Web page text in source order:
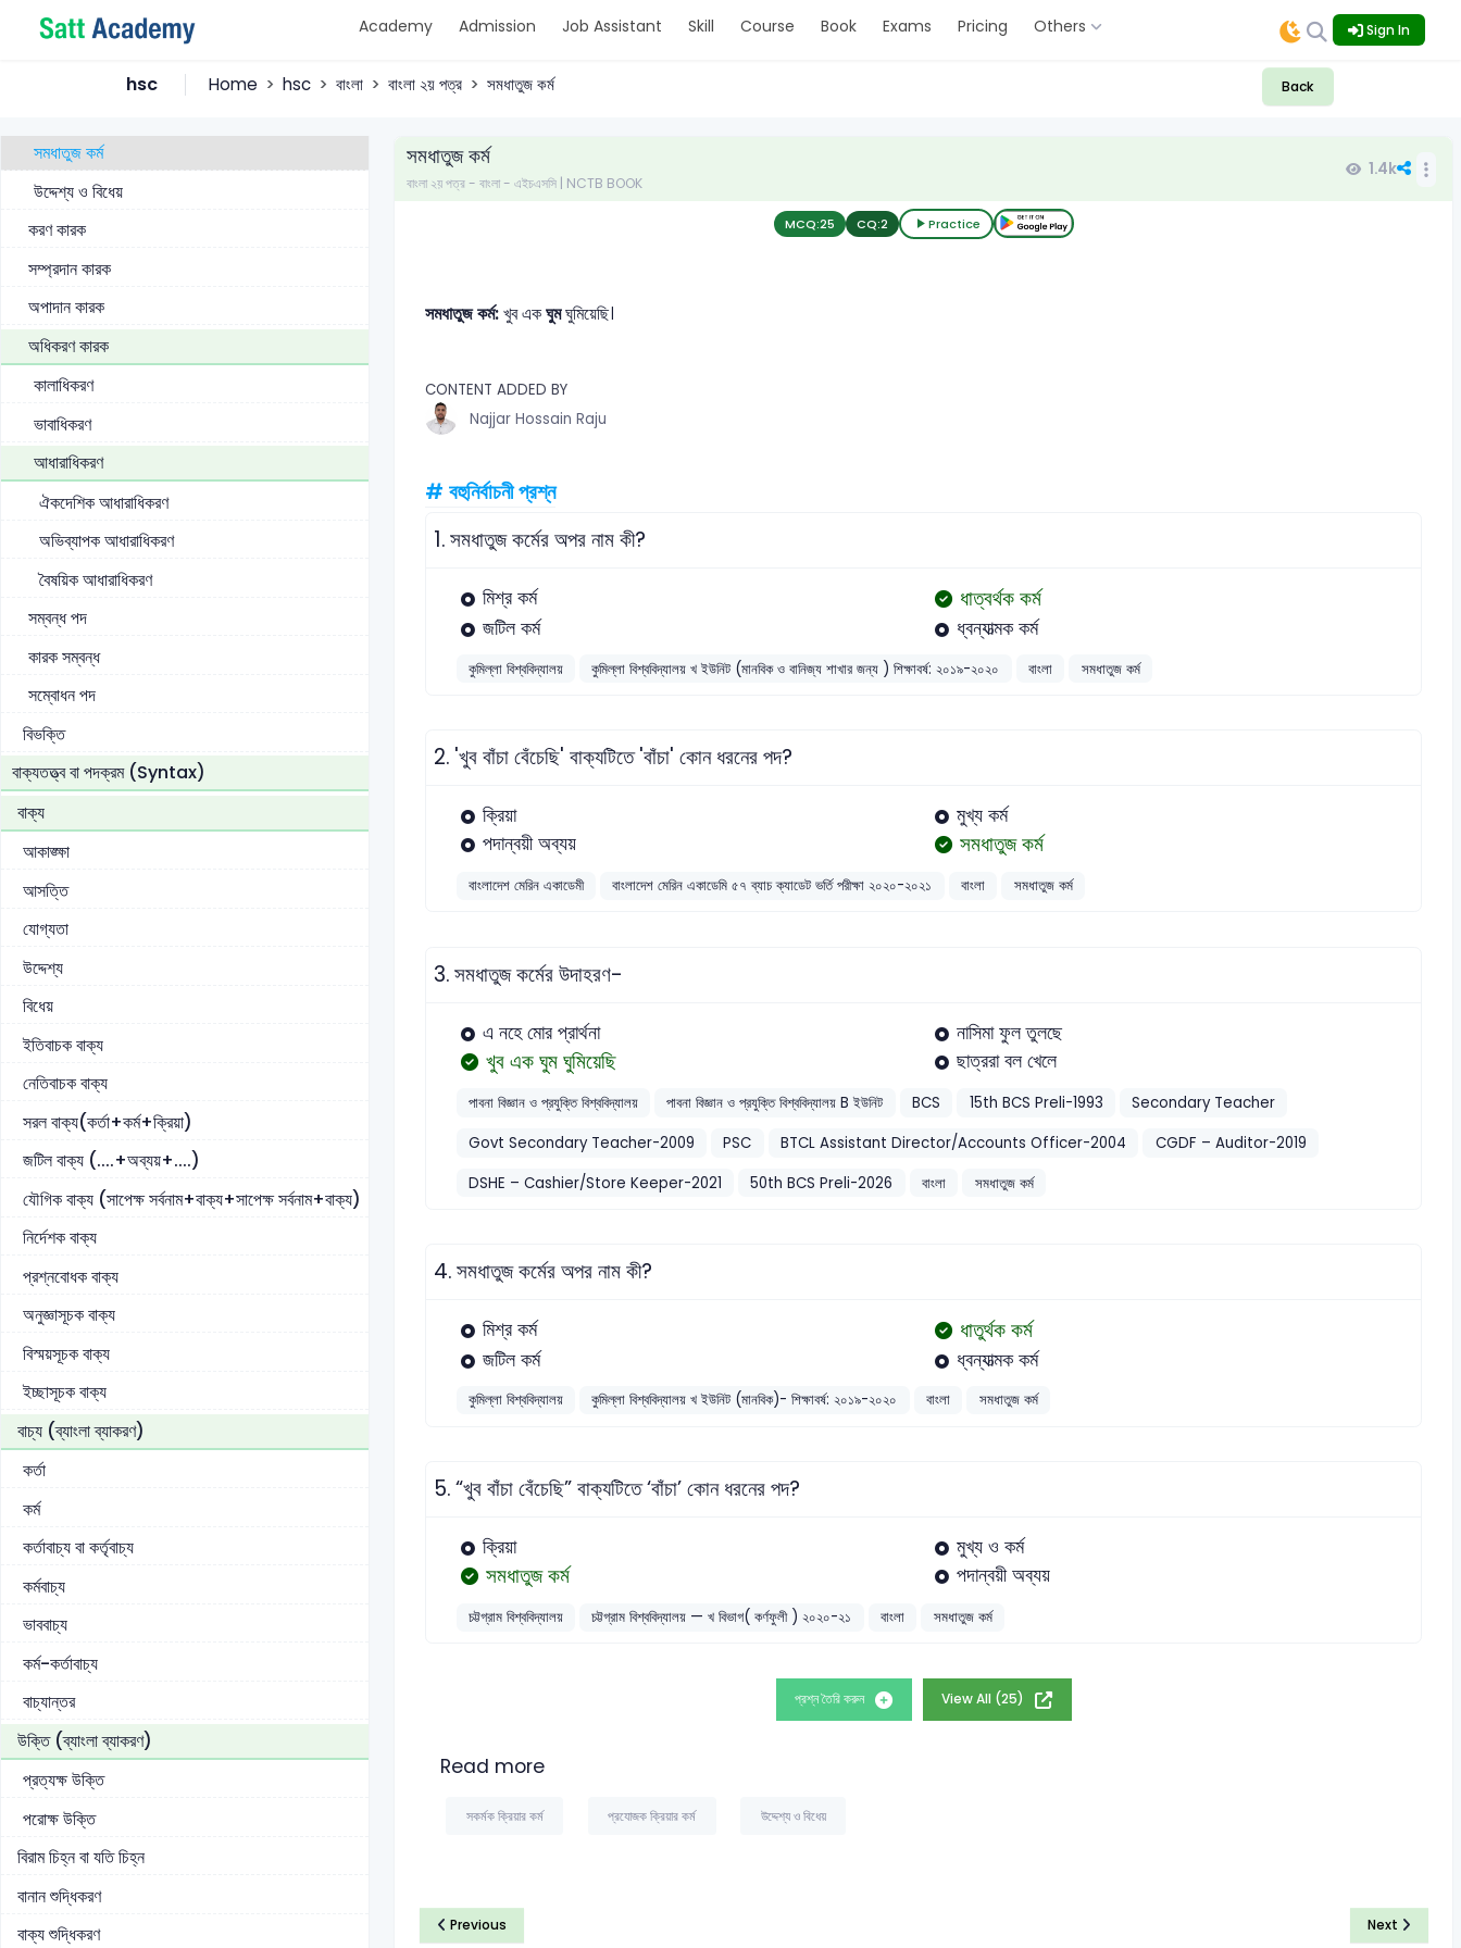
Academy Admission Job Assistant Skill Course Book Exams Pricing Others Sign In
hsc Home hsc বাংলা বাংলা ২য় পত্র সমধাতুজ কর্ম Back
কর্ম কারক
সকর্মক ক্রিয়ার কর্ম
সমধাতুজ কর্ম
উদ্দেশ্য ও বিধেয়
করণ কারক
সম্প্রদান কারক
অপাদান কারক
অধিকরণ কারক
কালাধিকরণ
ভাবাধিকরণ
আধারাধিকরণ
ঐকদেশিক আধারাধিকরণ
অভিব্যাপক আধারাধিকরণ
বৈষয়িক আধারাধিকরণ
সম্বন্ধ পদ
কারক সম্বন্ধ
সম্বোধন পদ
বিভক্তি
বাক্যতত্ত্ব বা পদক্রম (Syntax)
বাক্য
আকাঙ্ক্ষা
আসত্তি
যোগ্যতা
উদ্দেশ্য
বিধেয়
ইতিবাচক বাক্য
নেতিবাচক বাক্য
সরল বাক্য(কর্তা+কর্ম+ক্রিয়া)
জটিল বাক্য (....+অব্যয়+....)
যৌগিক বাক্য (সাপেক্ষ সর্বনাম+বাক্য+সাপেক্ষ সর্বনাম+বাক্য)
নির্দেশক বাক্য
প্রশ্নবোধক বাক্য
অনুজ্ঞাসূচক বাক্য
বিস্ময়সূচক বাক্য
ইচ্ছাসূচক বাক্য
বাচ্য (ব্যাংলা ব্যাকরণ)
কর্তা
কর্ম
কর্তাবাচ্য বা কর্তৃবাচ্য
কর্মবাচ্য
ভাববাচ্য
কর্ম-কর্তাবাচ্য
বাচ্যান্তর
উক্তি (ব্যাংলা ব্যাকরণ)
প্রত্যক্ষ উক্তি
পরোক্ষ উক্তি
বিরাম চিহ্ন বা যতি চিহ্ন
বানান শুদ্ধিকরণ
বাক্য শুদ্ধিকরণ
সমধাতুজ কর্ম
বাংলা ২য় পত্র - বাংলা - এইচএসসি | NCTB BOOK
1.4k
MCQ:25 CQ:2 Practice
সমধাতুজ কর্ম:খুব একঘুমঘুমিয়েছি।
CONTENT ADDED BY
Najjar Hossain Raju
# বহুনির্বাচনী প্রশ্ন
1.সমধাতুজ কর্মের অপর নাম কী?
মিশ্র কর্ম ধাত্বর্থক কর্ম
জটিল কর্ম ধ্বন্যাত্মক কর্ম
কুমিল্লা বিশ্ববিদ্যালয় কুমিল্লা বিশ্ববিদ্যালয় খ ইউনিট (মানবিক ও বানিজ্য শাখার জন্য ) শিক্ষাবর্ষ: ২০১৯-২০২০ বাংলা সমধাতুজ কর্ম
2. 'খুব বাঁচা বেঁচেছি' বাক্যটিতে 'বাঁচা' কোন ধরনের পদ?
ক্রিয়া
মুখ্য কর্ম
পদান্বয়ী অব্যয়
সমধাতুজ কর্ম
বাংলাদেশ মেরিন একাডেমী বাংলাদেশ মেরিন একাডেমি ৫৭ ব্যাচ ক্যাডেট ভর্তি পরীক্ষা ২০২০-২০২১ বাংলা সমধাতুজ কর্ম
3.সমধাতুজ কর্মের উদাহরণ-
এ নহে মোর প্রার্থনা নাসিমা ফুল তুলছে
খুব এক ঘুম ঘুমিয়েছি ছাত্ররা বল খেলে
পাবনা বিজ্ঞান ও প্রযুক্তি বিশ্ববিদ্যালয় পাবনা বিজ্ঞান ও প্রযুক্তি বিশ্ববিদ্যালয় B ইউনিট BCS 15th BCS Preli-1993
Secondary Teacher
Govt Secondary Teacher-2009
PSC BTCL Assistant Director/Accounts Officer-2004
CGDF – Auditor-2019
DSHE – Cashier/Store Keeper-2021
50th BCS Preli-2026 বাংলা সমধাতুজ কর্ম
4.সমধাতুজ কর্মের অপর নাম কী?
মিশ্র কর্ম ধাতুর্থক কর্ম
জটিল কর্ম ধ্বন্যাত্মক কর্ম
কুমিল্লা বিশ্ববিদ্যালয় কুমিল্লা বিশ্ববিদ্যালয় খ ইউনিট (মানবিক)- শিক্ষাবর্ষ: ২০১৯-২০২০ বাংলা সমধাতুজ কর্ম
5.“খুব বাঁচা বেঁচেছি” বাক্যটিতে ‘বাঁচা’ কোন ধরনের পদ?
ক্রিয়া মুখ্য ও কর্ম
সমধাতুজ কর্ম পদান্বয়ী অব্যয়
চট্টগ্রাম বিশ্ববিদ্যালয় চট্টগ্রাম বিশ্ববিদ্যালয় — খ বিভাগ( কর্ণফুলী ) ২০২০-২১ বাংলা সমধাতুজ কর্ম
প্রশ্ন তৈরি করুন View All (25)
Read more
সকর্মক ক্রিয়ার কর্ম প্রযোজক ক্রিয়ার কর্ম উদ্দেশ্য ও বিধেয়
Previous Next